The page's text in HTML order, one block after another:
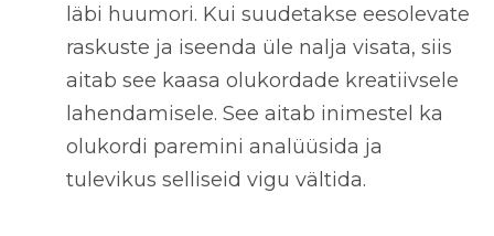
läbi huumori. Kui suudetakse eesolevate
raskuste ja iseenda üle nalja visata, siis
aitab see kaasa olukordade kreatiivsele
lahendamisele. See aitab inimestel ka
olukordi paremini analüüsida ja
tulevikus selliseid vigu vältida.